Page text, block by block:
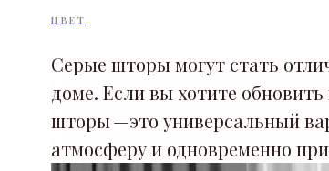
ЦВЕТ
Серые шторы могут стать
доме. Если вы хотите
шторы — это универсальный
атмосферу и одновременно